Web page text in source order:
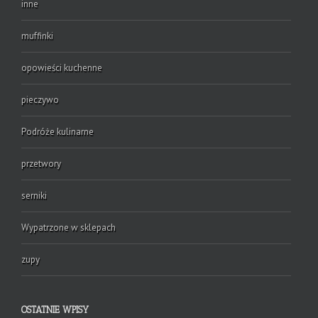
inne
muffinki
opowieści kuchenne
pieczywo
Podróże kulinarne
przetwory
serniki
Wypatrzone w sklepach
zupy
OSTATNIE WPISY